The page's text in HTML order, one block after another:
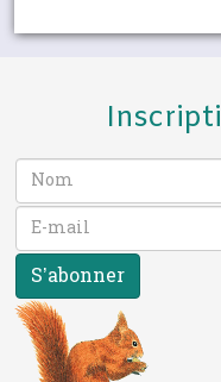
S’abonner